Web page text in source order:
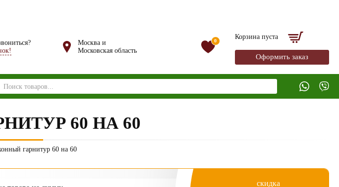
Москва и
Московская область
0
Корзина пуста
Оформить заказ
60 НА 60
гарнитур 60 на 60
скидка